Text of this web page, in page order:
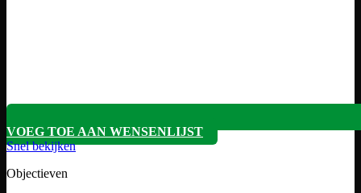
VOEG TOE AAN WENSENLIJST
Snel bekijken
Objectieven